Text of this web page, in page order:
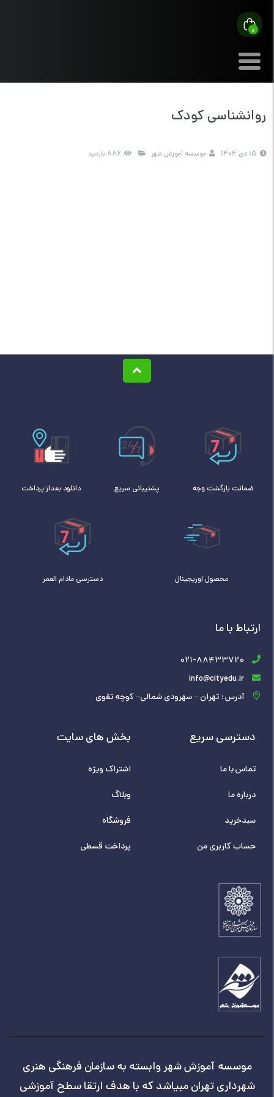
0
روانشناسی کودک
15 دی 1404 موسسه آموزش شهر 886 بازدید
ضمانت بازگشت وجه پشتیبانی سریع دانلود بعداز پرداخت
محصول اوریجینال دسترسی مادام العمر
ارتباط با ما
021-88433720
info@cityedu.ir
آدرس : تهران – سهرودی شمالی– کوچه تقوی
دسترسی سریع
تماس با ما
درباره ما
سبدخرید
حساب کاربری من
بخش های سایت
اشتراک ویژه
وبلاگ
فروشگاه
پرداخت قسطی
موسسه آموزش شهر وابسته به سازمان فرهنگی هنری
شهرداری تهران مبیاشد که با هدف ارتقا سطح آموزشی